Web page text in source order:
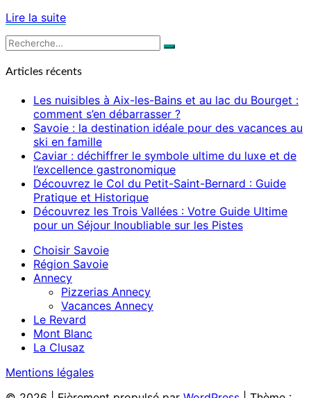
Lire la suiteLire
Rechercher :
Recherche
Articles récents
Les nuisibles à Aix-les-Bains et au lac du Bourget :
comment s’en débarrasser ?
Savoie : la destination idéale pour des vacances au
ski en famille
Caviar : déchiffrer le symbole ultime du luxe et de
l’excellence gastronomique
Découvrez le Col du Petit-Saint-Bernard : Guide
Pratique et Historique
Découvrez les Trois Vallées : Votre Guide Ultime
pour un Séjour Inoubliable sur les Pistes
Choisir Savoie
Région Savoie
Annecy
Pizzerias Annecy
Vacances Annecy
Le Revard
Mont Blanc
La Clusaz
Mentions légales